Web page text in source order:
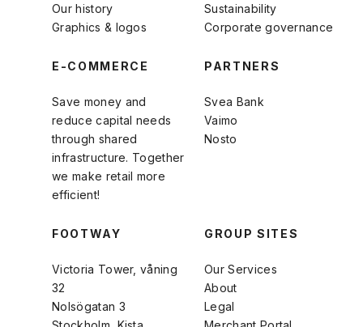
Our history
Graphics & logos
Sustainability
Corporate governance
E-COMMERCE
Save money and
reduce capital needs
through shared
infrastructure. Together
we make retail more
efficient!
PARTNERS
Svea Bank
Vaimo
Nosto
FOOTWAY
Victoria Tower, våning
32
Nolsögatan 3
GROUP SITES
Our Services
About
Legal